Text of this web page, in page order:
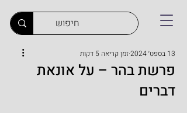
פרשת בהר – על אונאת
דברים
13 בספט׳ 2024 זמן קריאה 5 דקות